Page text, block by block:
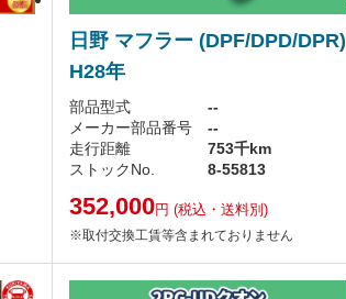
日野 マフラー (DPF/DPD/DPR)
H28年
部品型式
--
メーカー部品番号
--
走行距離
753千km
ストックNo.
8-55813
352,000円 (税込・送料別)
※取付交換工賃等含まれておりません